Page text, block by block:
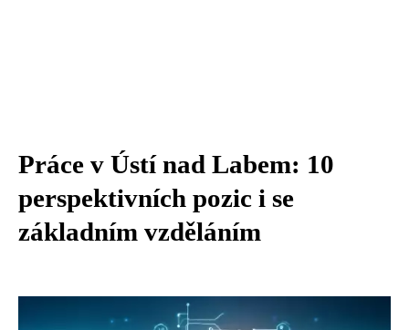
Práce v Ústí nad Labem: 10
perspektivních pozic i se
základním vzděláním